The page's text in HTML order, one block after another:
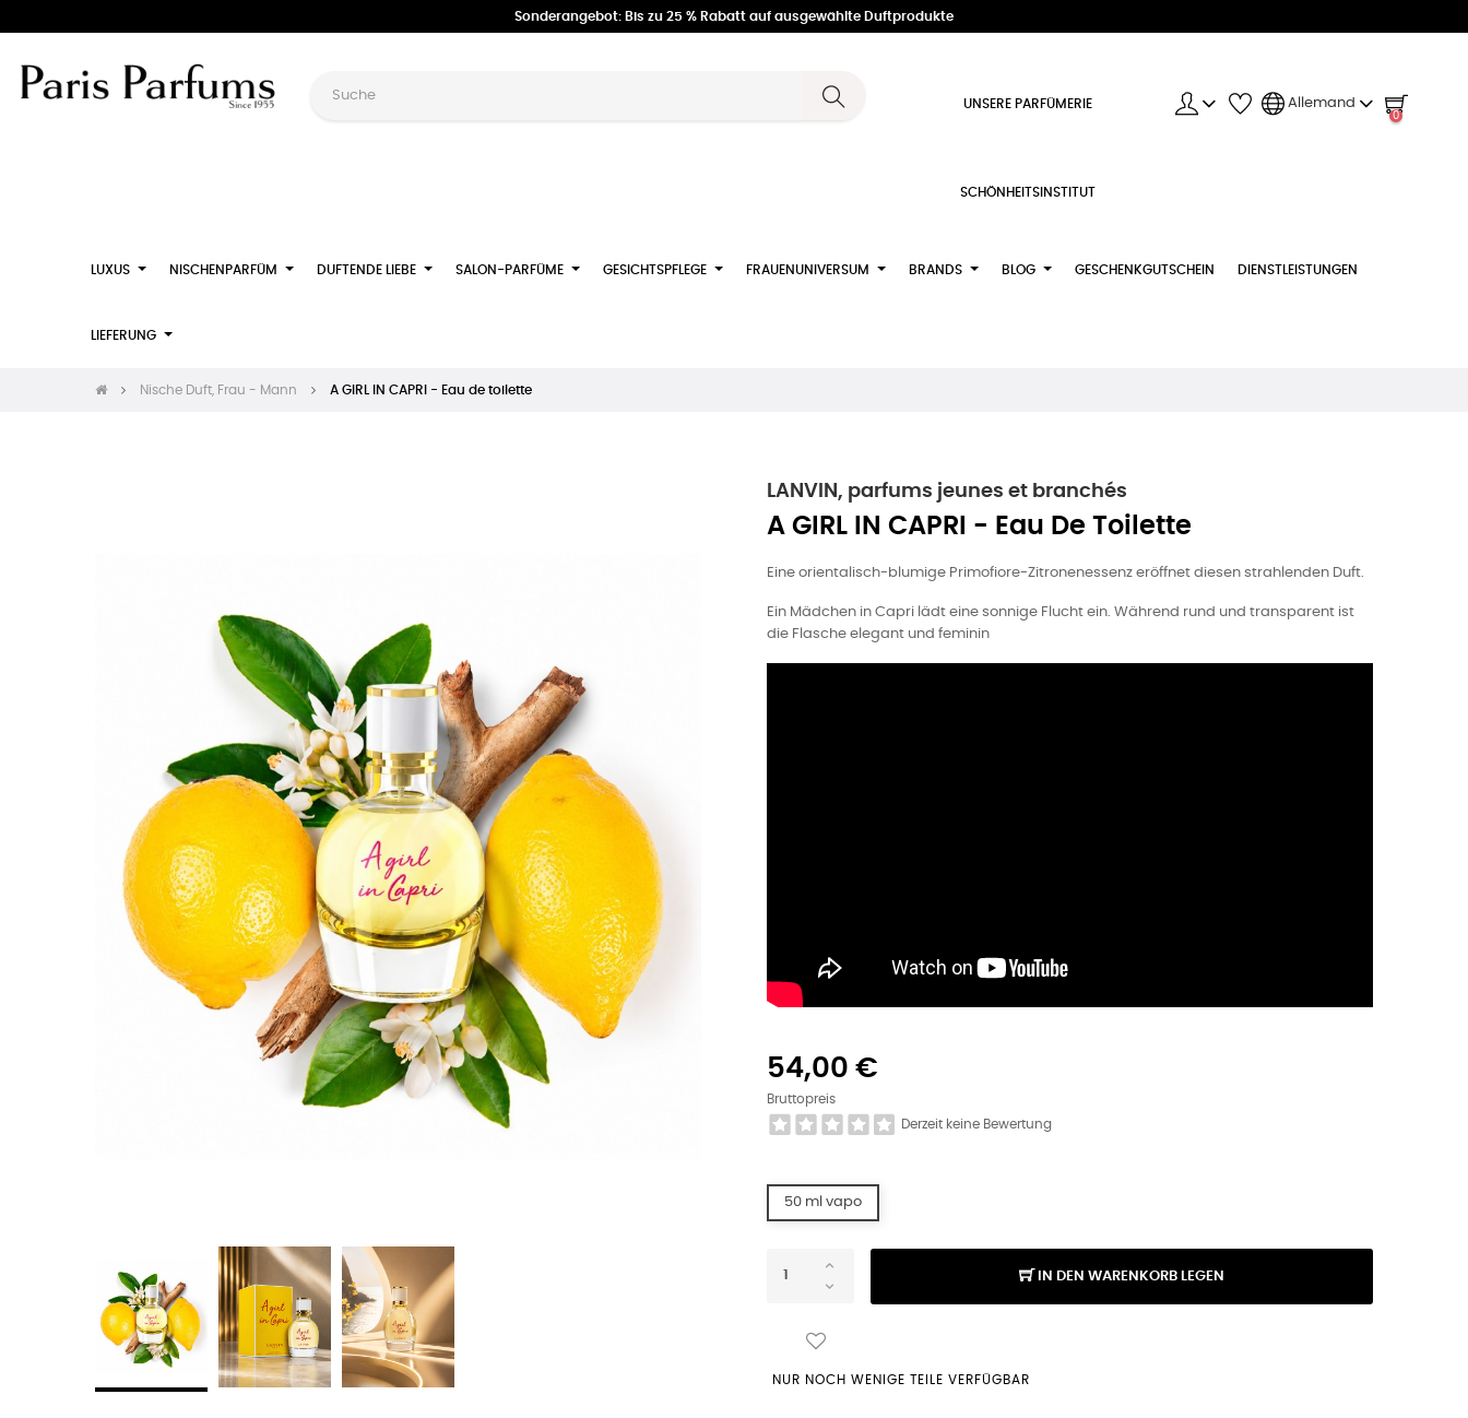
Sonderangebot: Bis zu 25 % Rabatt auf ausgewählte Duftprodukte
UNSERE PARFÜMERIE
SCHÖNHEITSINSTITUT
Allemand
0
LUXUS NISCHENPARFÜM DUFTENDE LIEBE SALON-PARFÜME GESICHTSPFLEGE FRAUENUNIVERSUM BRANDS BLOG GESCHENKGUTSCHEIN DIENSTLEISTUNGEN
LIEFERUNG
Nische Duft, Frau - Mann A GIRL IN CAPRI - Eau de toilette
LANVIN, parfums jeunes et branchés
A GIRL IN CAPRI - Eau De Toilette
Eine orientalisch-blumige Primofiore-Zitronenessenz eröffnet diesen strahlenden Duft.
Ein Mädchen in Capri lädt eine sonnige Flucht ein. Während rund und transparent ist
die Flasche elegant und feminin
54,00 €
Bruttopreis
Derzeit keine Bewertung
50 ml vapo
IN DEN WARENKORB LEGEN
NUR NOCH WENIGE TEILE VERFÜGBAR